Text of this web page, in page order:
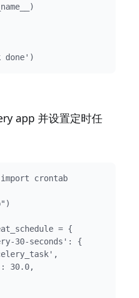
done')
app 并设置定时任
import crontab
= {
30-seconds': {
30.0,